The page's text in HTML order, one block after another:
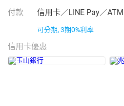
付款 信用卡／LINE Pay／ATM
可分期, 3期0%利率
信用卡優惠